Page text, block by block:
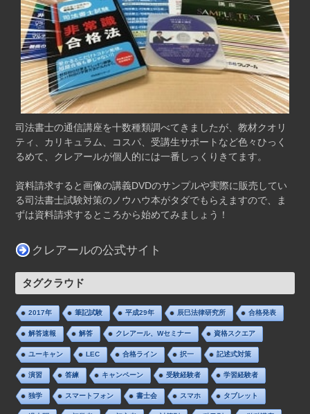
司法書士の通信講座を十数種類調べてきましたが、教材クオリ
ティ、カリキュラム、コスパ、受講生サポートなど色々ひっく
るめて、クレアールが個人的には一番しっくりきてます。
資料請求すると画像の講義DVDのサンプルや実際に販売してい
る司法書士試験対策のノウハウ本がタダでもらえますので、ま
ずは資料請求するところから始めてみましょう！
クレアールの公式サイト
タグクラウド
2017年 筆記試験 平成29年 辰巳法律研究所 合格発表
解答速報 解答 クレアール、Wセミナー 資格スクエア
ユーキャン LEC 合格ライン 択一 記述式対策
演習 答練 キャンペーン 受験経験者 学習経験者
独学 スマートフォン 書士会 スマホ タブレット